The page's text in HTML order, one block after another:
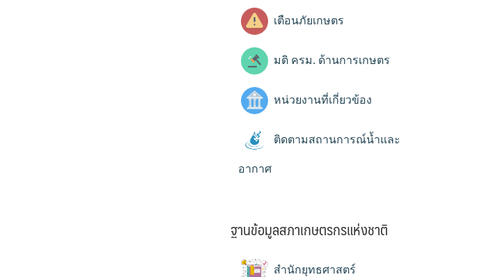
เตือนภัยเกษตร
มติ ครม. ด้านการเกษตร
หน่วยงานที่เกี่ยวข้อง
ติดตามสถานการณ์น้ำและ
อากาศ
ฐานข้อมูลสภาเกษตรกรแห่งชาติ
สำนักยุทธศาสตร์